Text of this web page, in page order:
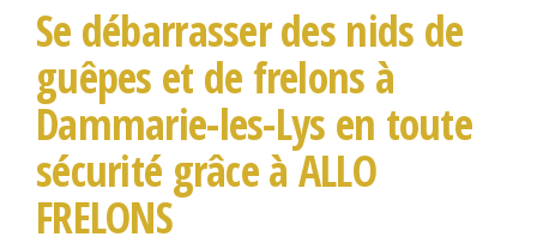
Se débarrasser des nids de
guêpes et de frelons à
Dammarie-les-Lys en toute
sécurité grâce à ALLO
FRELONS